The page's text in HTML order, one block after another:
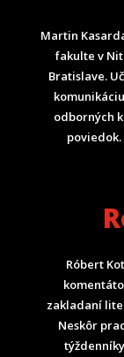
Martin
fakulte v
Bratislave.
odborných
Róbert
zakladaní
Neskôr